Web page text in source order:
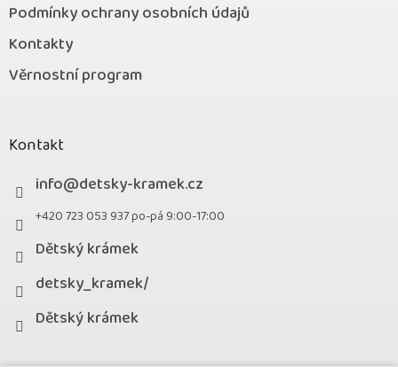
Podmínky ochrany osobních údajů
Kontakty
Věrnostní program
Kontakt
info@detsky-kramek.cz
+420 723 053 937 po-pá 9:00-17:00
Dětský krámek
detsky_kramek/
Dětský krámek